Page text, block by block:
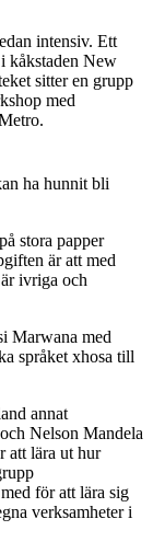
intensiv. Ett
kåkstaden New
sitter en grupp
med
ha hunnit bli
stora papper
är att med
ivriga och
Marwana med
språket xhosa till
annat
Nelson Mandela
att lära ut hur
för att lära sig
verksamheter i